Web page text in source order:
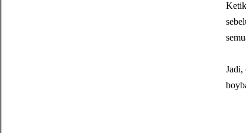
Jadi,